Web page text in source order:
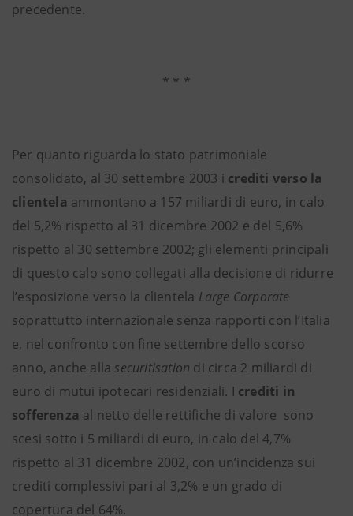
precedente.
* * *
Per quanto riguarda lo stato patrimoniale
consolidato, al 30 settembre 2003 i crediti verso la
clientela ammontano a 157 miliardi di euro, in calo
del 5,2% rispetto al 31 dicembre 2002 e del 5,6%
rispetto al 30 settembre 2002; gli elementi principali
di questo calo sono collegati alla decisione di ridurre
l’esposizione verso la clientela Large Corporate
soprattutto internazionale senza rapporti con l’Italia
e, nel confronto con fine settembre dello scorso
anno, anche allasecuritisation di circa 2 miliardi di
euro di mutui ipotecari residenziali. I crediti in
sofferenza al netto delle rettifiche di valore sono
scesi sotto i 5 miliardi di euro, in calo del 4,7%
rispetto al 31 dicembre 2002, con un’incidenza sui
crediti complessivi pari al 3,2% e un grado di
copertura del 64%.